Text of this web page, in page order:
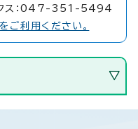
ス：047-351-5494
ご利用ください。